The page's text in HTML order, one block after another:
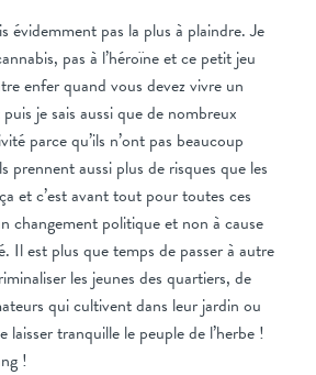
évidemment pas la plus à plaindre. Je
pas à l’héroïne et ce petit jeu
enfer quand vous devez vivre un
je sais aussi que de nombreux
parce qu’ils n’ont pas beaucoup
prennent aussi plus de risques que les
et c’est avant tout pour toutes ces
changement politique et non à cause
Il est plus que temps de passer à autre
les jeunes des quartiers, de
qui cultivent dans leur jardin ou
laisser tranquille le peuple de l’herbe !
!